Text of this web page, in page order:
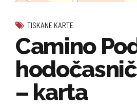
TISKANE KARTE
Camino
– karta